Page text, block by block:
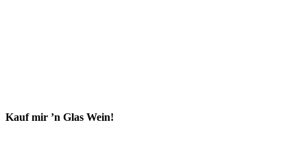
Kauf mir ’n Glas Wein!